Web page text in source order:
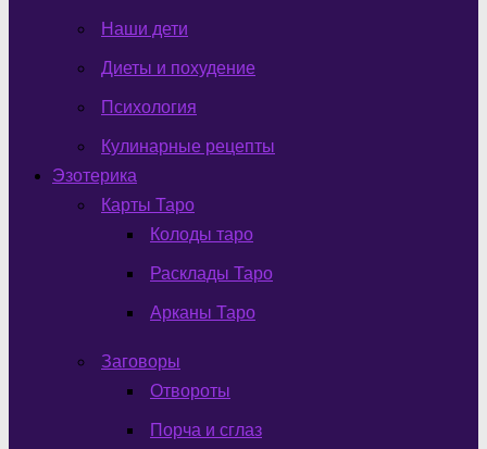
Наши дети
Диеты и похудение
Психология
Кулинарные рецепты
Эзотерика
Карты Таро
Колоды таро
Расклады Таро
Арканы Таро
Заговоры
Отвороты
Порча и сглаз